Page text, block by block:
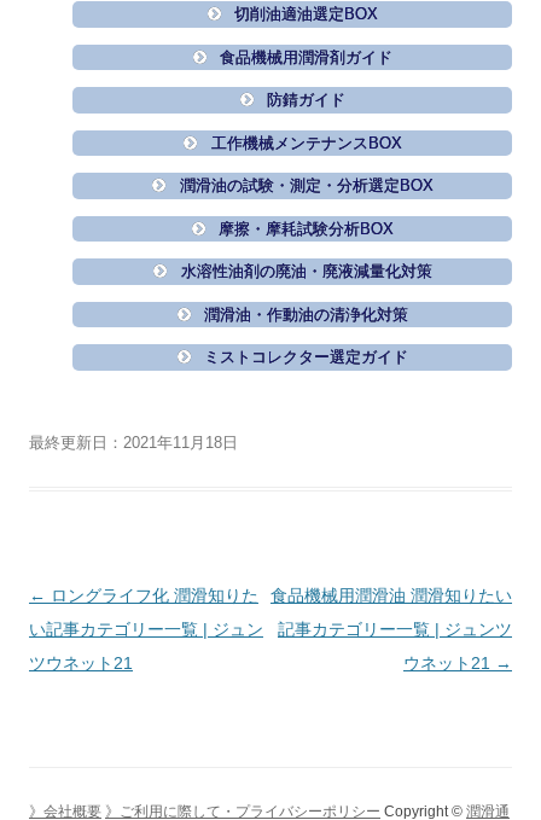
切削油適油選定BOX
食品機械用潤滑剤ガイド
防錆ガイド
工作機械メンテナンスBOX
潤滑油の試験・測定・分析選定BOX
摩擦・摩耗試験分析BOX
水溶性油剤の廃油・廃液減量化対策
潤滑油・作動油の清浄化対策
ミストコレクター選定ガイド
最終更新日：2021年11月18日
投
稿
ナ
← ロングライフ化 潤滑知りた
い記事カテゴリー一覧 | ジュン
ツウネット21
食品機械用潤滑油 潤滑知りたい
記事カテゴリー一覧 | ジュンツ
ウネット21 →
》会社概要 》ご利用に際して・プライバシーポリシー Copyright © 潤滑通